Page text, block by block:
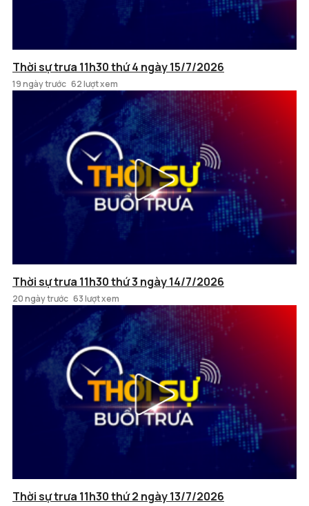
Thời sự trưa 11h30 thứ 4 ngày 15/7/2026
19 ngày trước 62 lượt xem
Thời sự trưa 11h30 thứ 3 ngày 14/7/2026
20 ngày trước 63 lượt xem
Thời sự trưa 11h30 thứ 2 ngày 13/7/2026